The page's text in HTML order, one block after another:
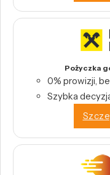
Pożyczka
0% prowizji,
Szybka